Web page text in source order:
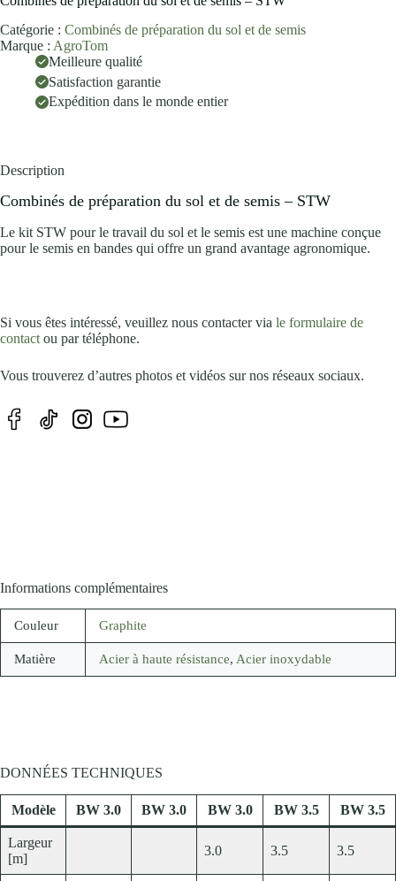
Catégorie : Combinés de préparation du sol et de semis
Marque : AgroTom
Meilleure qualité
Satisfaction garantie
Expédition dans le monde entier
Description
Combinés de préparation du sol et de semis – STW
Le kit STW pour le travail du sol et le semis est une machine conçue
pour le semis en bandes qui offre un grand avantage agronomique.
Si vous êtes intéressé, veuillez nous contacter via le formulaire de
contact ou par téléphone.
Vous trouverez d’autres photos et vidéos sur nos réseaux sociaux.
Informations complémentaires
Couleur Graphite
Matière Acier à haute résistance, Acier inoxydable
DONNÉES TECHNIQUES
Modèle BW 3.0 BW 3.0 BW 3.0 BW 3.5 BW 3.5
Largeur
[m]
3.0 3.5 3.5